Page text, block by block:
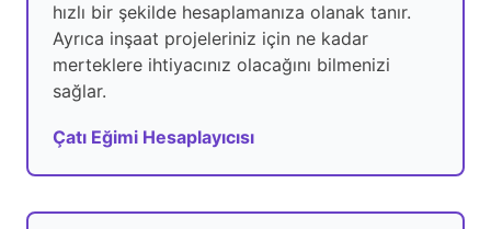
hızlı bir şekilde hesaplamanıza olanak tanır.
Ayrıca inşaat projeleriniz için ne kadar
merteklere ihtiyacınız olacağını bilmenizi
sağlar.
Çatı Eğimi Hesaplayıcısı